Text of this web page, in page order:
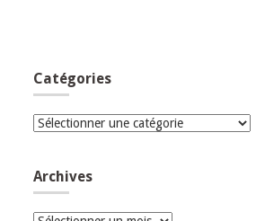
Catégories
Catégories
Archives